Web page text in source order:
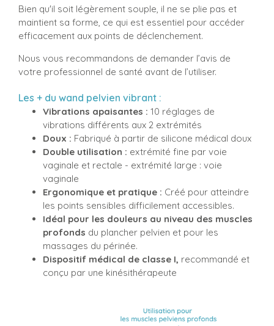
Bien qu'il soit légèrement souple, il ne se plie pas et
maintient sa forme, ce qui est essentiel pour accéder
efficacement aux points de déclenchement.
Nous vous recommandons de demander l’avis de
votre professionnel de santé avant de l’utiliser.
Les + du wand pelvien vibrant :
Vibrations apaisantes : 10 réglages de
vibrations différents aux 2 extrémités
Doux : Fabriqué à partir de silicone médical doux
Double utilisation : extrémité fine par voie
vaginale et rectale - extrémité large : voie
vaginale
Ergonomique et pratique : Créé pour atteindre
les points sensibles difficilement accessibles.
Idéal pour les douleurs au niveau des muscles
profonds du plancher pelvien et pour les
massages du périnée.
Dispositif médical de classe I, recommandé et
conçu par une kinésithérapeute